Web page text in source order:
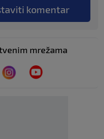
komentar
mrežama